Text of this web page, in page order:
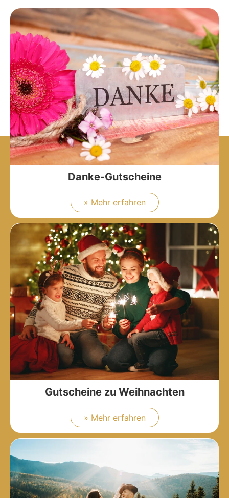
Danke-Gutscheine
» Mehr erfahren
Gutscheine zu Weihnachten
» Mehr erfahren